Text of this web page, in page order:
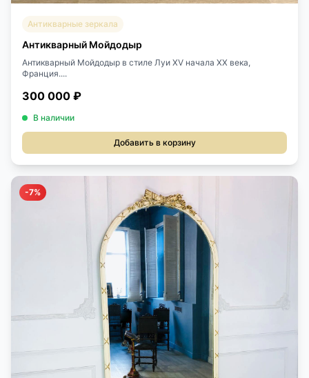
Антикварные зеркала
Антикварный Мойдодыр
Антикварный Мойдодыр в стиле Луи XV начала XX века,
Франция....
300 000 ₽
В наличии
Добавить в корзину
-7%